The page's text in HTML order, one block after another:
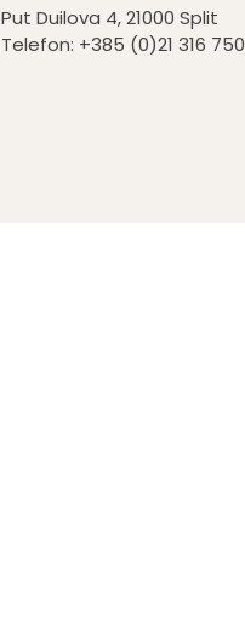
Put Duilova 4, 21000 Split
Telefon: +385 (0)21 316 750